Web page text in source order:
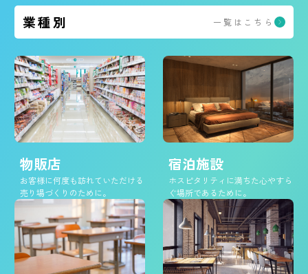
業種別 一覧はこちら
物販店
お客様に何度も訪れていただける
売り場づくりのために。
宿泊施設
ホスピタリティに満ちた心やすら
ぐ場所であるために。